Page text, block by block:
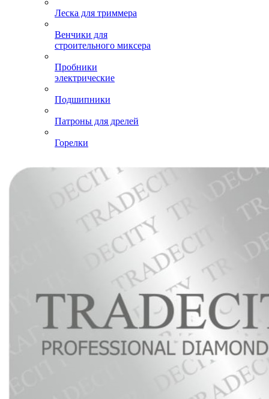
Леска для триммера
Венчики для
строительного миксера
Пробники
электрические
Подшипники
Патроны для дрелей
Горелки